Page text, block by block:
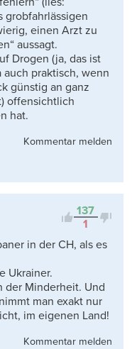
grobfahrlässigen
einen Arzt zu
aussagt.
Drogen (ja, das ist
praktisch, wenn
günstig an ganz
offensichtlich
hat.
Kommentar melden
137
1
in der CH, als es
Ukrainer.
der Minderheit. Und
man exakt nur
im eigenen Land!
Kommentar melden